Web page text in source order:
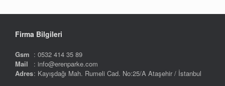
Firma Bilgileri
Gsm : 0532 414 35 89
Mail
: info@erenparke.com
Adres: Kayışdağı Mah. Rumeli Cad. No:25/A Ataşehir / İstanbul